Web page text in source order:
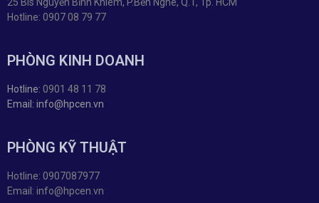
Hotline: 0907 08 79 77
PHÒNG KINH DOANH
Hotline: 0901 48 11 78
Email: info@hpcen.vn
PHÒNG KỸ THUẬT
Hotline: 0907087977
Email: info@hpcen.vn